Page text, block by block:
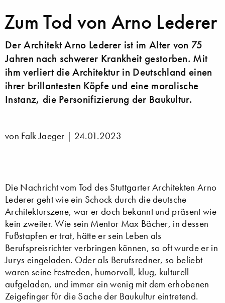
Zum Tod von Arno Lederer
Der Architekt Arno Lederer ist im Alter von 75
Jahren nach schwerer Krankheit gestorben. Mit
ihm verliert die Architektur in Deutschland einen
ihrer brillantesten Köpfe und eine moralische
Instanz, die Personifizierung der Baukultur.
von Falk Jaeger | 24.01.2023
Die Nachricht vom Tod des Stuttgarter Architekten Arno
Lederer geht wie ein Schock durch die deutsche
Architekturszene, war er doch bekannt und präsent wie
kein zweiter. Wie sein Mentor Max Bächer, in dessen
Fußstapfen er trat, hätte er sein Leben als
Berufspreisrichter verbringen können, so oft wurde er in
Jurys eingeladen. Oder als Berufsredner, so beliebt
waren seine Festreden, humorvoll, klug, kulturell
aufgeladen, und immer ein wenig mit dem erhobenen
Zeigefinger für die Sache der Baukultur eintretend.